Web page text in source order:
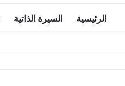
الرئيسية السيرة الذاتية